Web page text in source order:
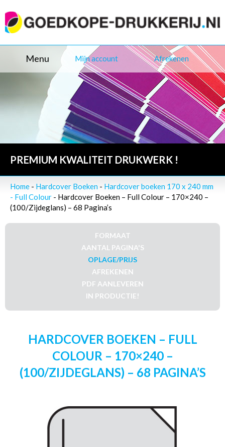
Menu Mijn account Afrekenen
PREMIUM KWALITEIT DRUKWERK !
Home - Hardcover Boeken - Hardcover boeken 170 x 240 mm
- Full Colour - Hardcover Boeken – Full Colour – 170×240 –
(100/Zijdeglans) – 68 Pagina’s
FORMAAT
AANTAL PAGINA'S
OPLAGE/PRIJS
AFREKENEN
PDF AANLEVEREN
IN PRODUCTIE!
HARDCOVER BOEKEN – FULL
COLOUR – 170×240 –
(100/ZIJDEGLANS) – 68 PAGINA’S